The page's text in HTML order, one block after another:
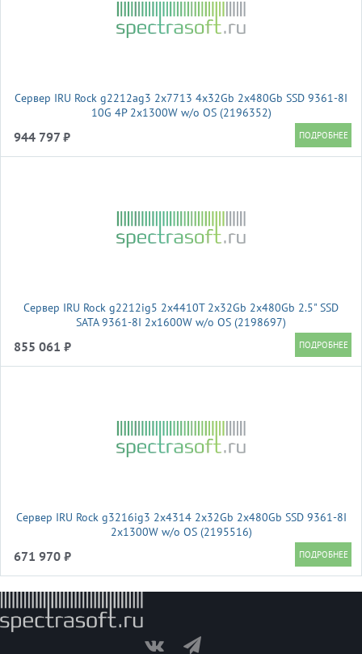
Сервер IRU Rock g2212ag3 2x7713 4x32Gb 2x480Gb SSD 9361-8I
10G 4P 2x1300W w/o OS (2196352)
944 797 ₽
Сервер IRU Rock g2212ig5 2x4410T 2x32Gb 2x480Gb 2.5" SSD
SATA 9361-8I 2x1600W w/o OS (2198697)
855 061 ₽
Сервер IRU Rock g3216ig3 2x4314 2x32Gb 2x480Gb SSD 9361-8I
2x1300W w/o OS (2195516)
671 970 ₽